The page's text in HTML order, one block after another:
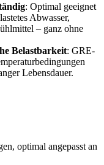
: Optimal geeignet
Abwasser,
– ganz ohne
Belastbarkeit: GRE-
Lebensdauer.
optimal angepasst an